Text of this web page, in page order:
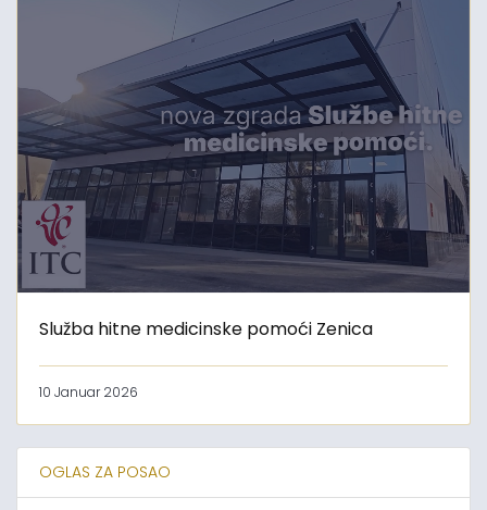
Služba hitne medicinske pomoći Zenica
10 Januar 2026
OGLAS ZA POSAO